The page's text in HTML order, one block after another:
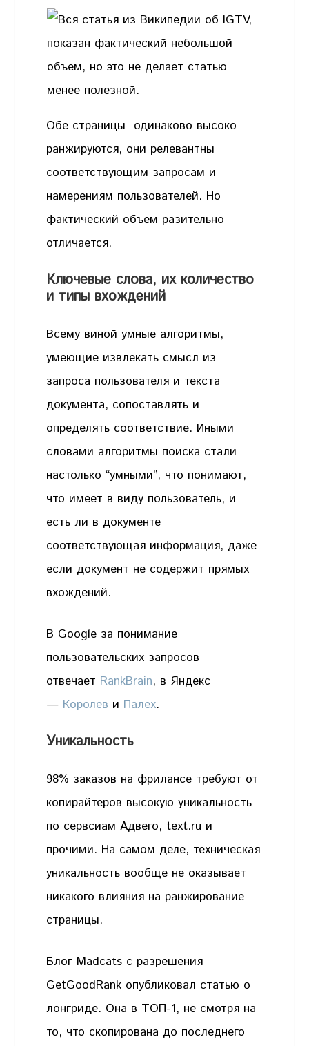
Обе страницы одинаково высоко
ранжируются, они релевантны
соответствующим запросам и
намерениям пользователей. Но
фактический объем разительно
отличается.
Ключевые слова, их количество
и типы вхождений
Всему виной умные алгоритмы,
умеющие извлекать смысл из
запроса пользователя и текста
документа, сопоставлять и
определять соответствие. Иными
словами алгоритмы поиска стали
настолько “умными”, что понимают,
что имеет в виду пользователь, и
есть ли в документе
соответствующая информация, даже
если документ не содержит прямых
вхождений.
В Google за понимание
пользовательских запросов
отвечает RankBrain, в Яндекс
— Королев и Палех.
Уникальность
98% заказов на фрилансе требуют от
копирайтеров высокую уникальность
по сервсиам Адвего, text.ru и
прочими. На самом деле, техническая
уникальность вообще не оказывает
никакого влияния на ранжирование
страницы.
Блог Madcats с разрешения
GetGoodRank опубликовал статью о
лонгриде. Она в ТОП-1, не смотря на
то, что скопирована до последнего